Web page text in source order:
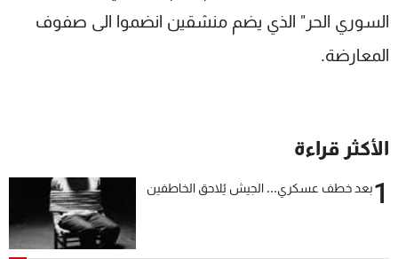
السوري الحر" الذي يضم منشقين انضموا الى صفوف
المعارضة.
الأكثر قراءة
1بعد خطف عسكري... الجيش يُلاحق الخاطفين